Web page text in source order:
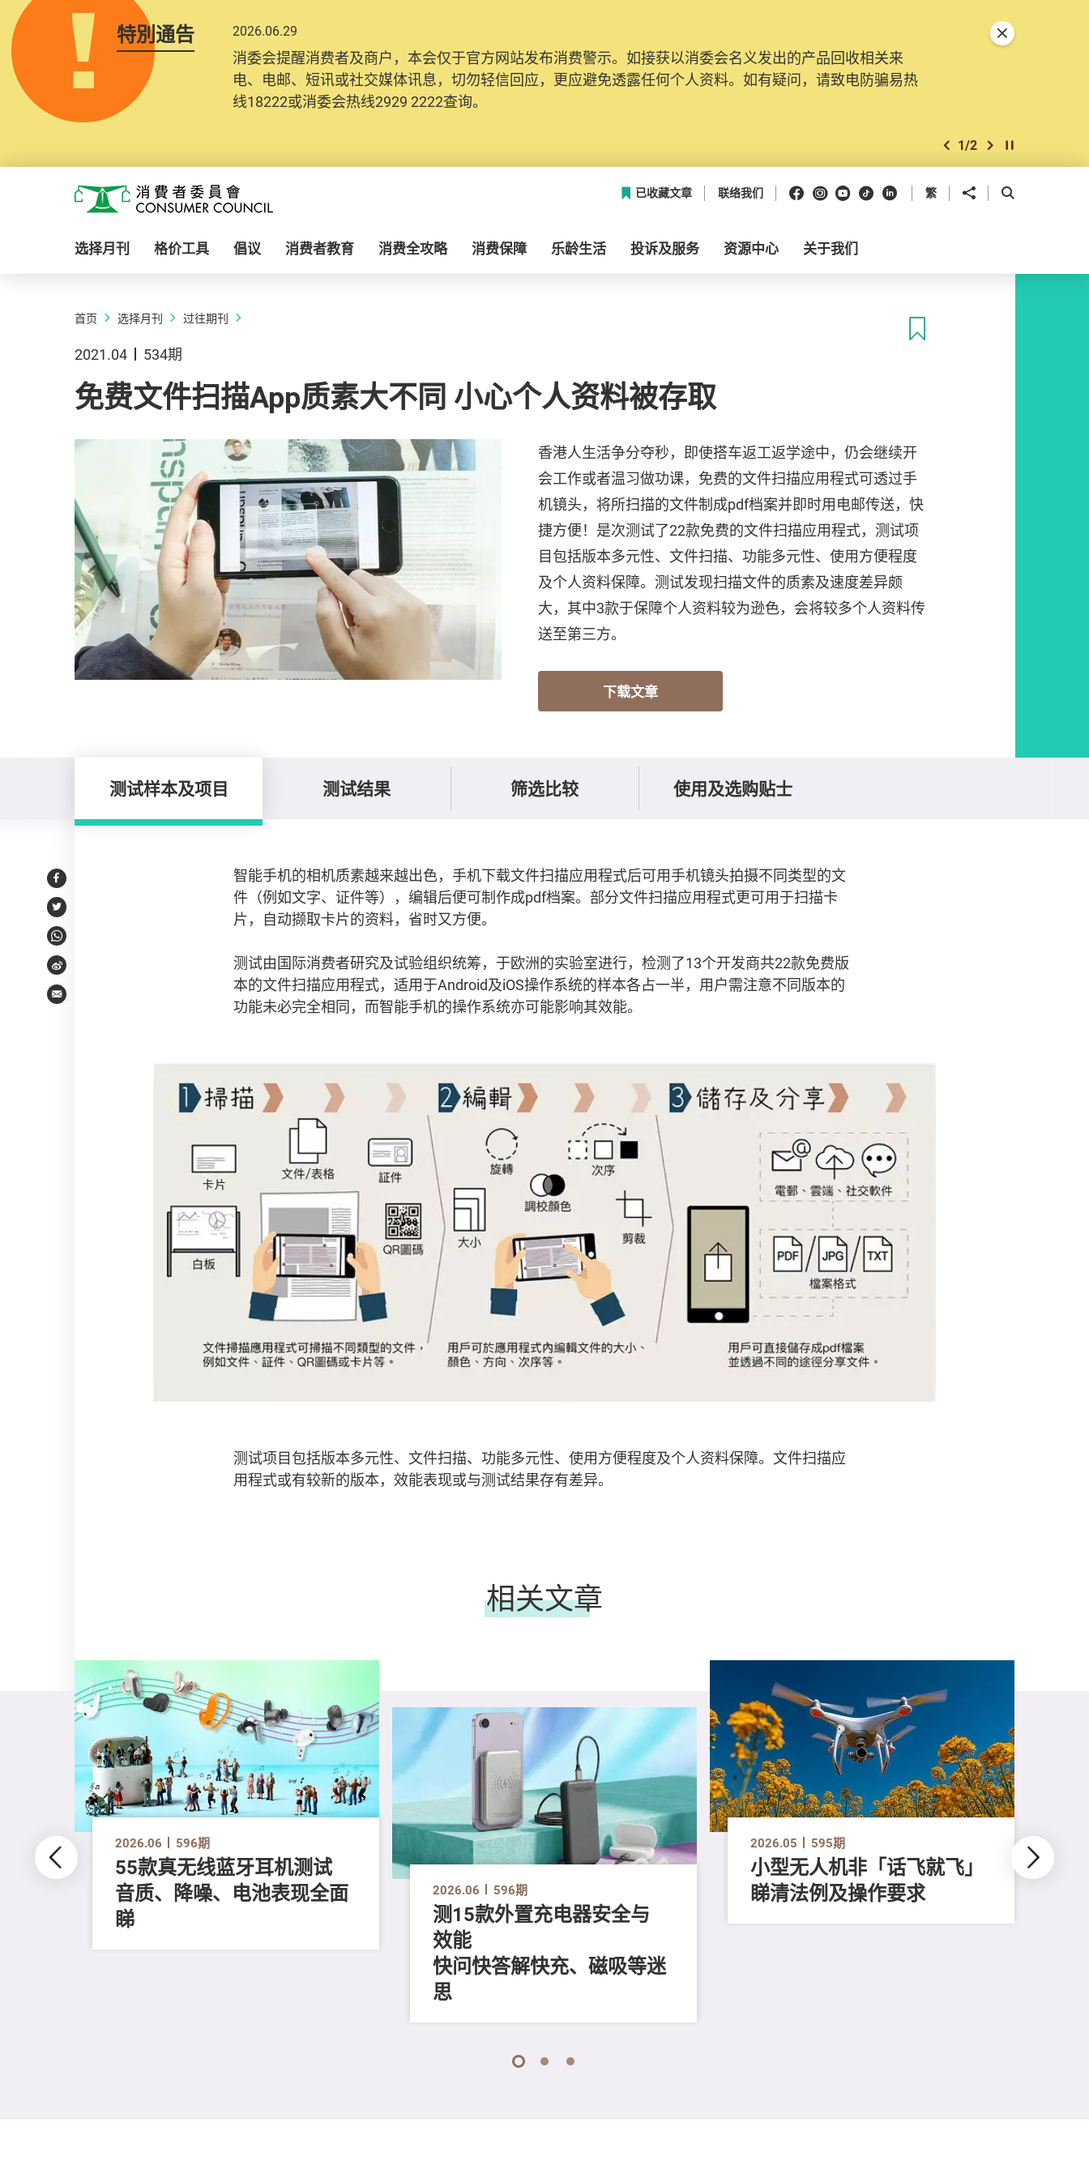
特別通告 2026.06.29
消委会提醒消费者及商户，本会仅于官方网站发布消费警示。如接获以消委会名义发出的产品回收相关来
电、电邮、短讯或社交媒体讯息，切勿轻信回应，更应避免透露任何个人资料。如有疑问，请致电防骗易热
线18222或消委会热线2929 2222查询。
上一个
1/2 下一个开始/暂停幻灯
关闭特別通告
消费者委员会
已收藏文章 联络我们 Facebook
Instagram
Youtube
抖音领英 繁 分享到 开启搜寻框
选择月刊 格价工具 倡议 消费者教育 消费全攻略 消费保障 乐龄生活 投诉及服务 资源中心 关于我们
首页 选择月刊 过往期刊
2021.04 534期
免费文件扫描App质素大不同 小心个人资料被存取
香港人生活争分夺秒，即使搭车返工返学途中，仍会继续开
会工作或者温习做功课，免费的文件扫描应用程式可透过手
机镜头，将所扫描的文件制成pdf档案并即时用电邮传送，快
捷方便！是次测试了22款免费的文件扫描应用程式，测试项
目包括版本多元性、文件扫描、功能多元性、使用方便程度
及个人资料保障。测试发现扫描文件的质素及速度差异颇
大，其中3款于保障个人资料较为逊色，会将较多个人资料传
送至第三方。
下载文章
测试样本及项目 测试结果 筛选比较 使用及选购贴士
Facebook
Twitter
WhatsApp
Weibo
Email
测试样本及项目
智能手机的相机质素越来越出色，手机下载文件扫描应用程式后可用手机镜头拍摄不同类型的文
件（例如文字、证件等），编辑后便可制作成pdf档案。部分文件扫描应用程式更可用于扫描卡
片，自动撷取卡片的资料，省时又方便。
测试由国际消费者研究及试验组织统筹，于欧洲的实验室进行，检测了13个开发商共22款免费版
本的文件扫描应用程式，适用于Android及iOS操作系统的样本各占一半，用户需注意不同版本的
功能未必完全相同，而智能手机的操作系统亦可能影响其效能。
测试项目包括版本多元性、文件扫描、功能多元性、使用方便程度及个人资料保障。文件扫描应
用程式或有较新的版本，效能表现或与测试结果存有差异。
相关文章
2026.06 596期
55款真无线蓝牙耳机测试
音质、降噪、电池表现全面
睇
2026.06 596期
测15款外置充电器安全与
效能
快问快答解快充、磁吸等迷
思
2026.05 595期
小型无人机非「话飞就飞」
睇清法例及操作要求
1 2 3